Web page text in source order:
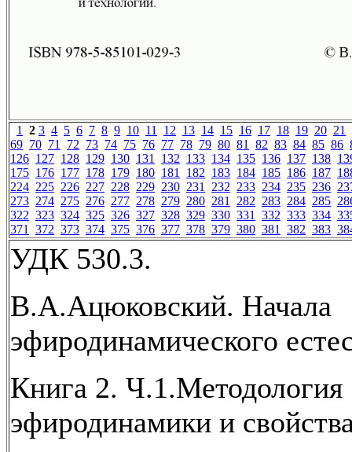
1 2 3 4 5 6 7 8 9 10 11 12 13 14 15 16 17 18 19 20 21
69 70 71 72 73 74 75 76 77 78 79 80 81 82 83 84 85 86
126 127 128 129 130 131 132 133 134 135 136 137 138
175 176 177 178 179 180 181 182 183 184 185 186 187
224 225 226 227 228 229 230 231 232 233 234 235 236
273 274 275 276 277 278 279 280 281 282 283 284 285
322 323 324 325 326 327 328 329 330 331 332 333 334
371 372 373 374 375 376 377 378 379 380 381 382 383
УДК 530.3.
В.А.Ацюковский. Начала
эфиродинамического
Книга 2. Ч.1.Методология
эфиродинамики и